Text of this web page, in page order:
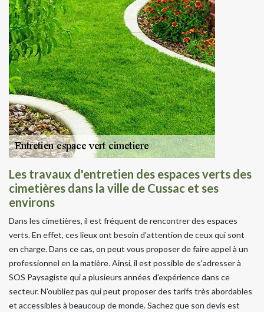
Les travaux d'entretien des espaces verts des
cimetières dans la ville de Cussac et ses
environs
Dans les cimetières, il est fréquent de rencontrer des espaces
verts. En effet, ces lieux ont besoin d'attention de ceux qui sont
en charge. Dans ce cas, on peut vous proposer de faire appel à un
professionnel en la matière. Ainsi, il est possible de s'adresser à
SOS Paysagiste qui a plusieurs années d'expérience dans ce
secteur. N'oubliez pas qui peut proposer des tarifs très abordables
et accessibles à beaucoup de monde. Sachez que son devis est